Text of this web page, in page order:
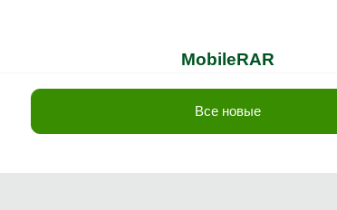
MobileRAR
Все новые